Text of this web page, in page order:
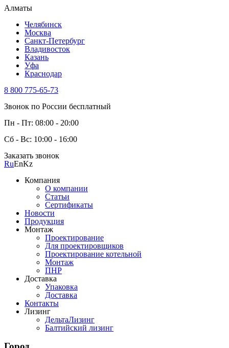
Алматы
Челябинск
Москва
Санкт-Петербург
Владивосток
Казань
Уфа
Краснодар
8 800 775-65-73
Звонок по России бесплатный
Пн - Пт: 08:00 - 20:00
Сб - Вс: 10:00 - 16:00
Заказать звонок
RuEnKz
Компания
О компании
Статьи
Сертификаты
Новости
Продукция
Монтаж
Проектирование
Для проектировщиков
Проектирование котельной
Монтаж
ПНР
Доставка
Упаковка
Доставка
Контакты
Лизинг
ДельтаЛизинг
Балтийский лизинг